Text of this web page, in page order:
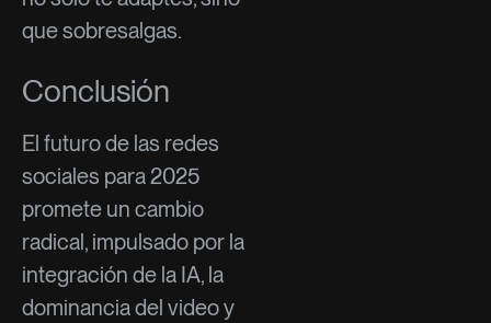
que sobresalgas.
Conclusión
El futuro de las redes
sociales para 2025
promete un cambio
radical, impulsado por la
integración de la IA, la
dominancia del video y